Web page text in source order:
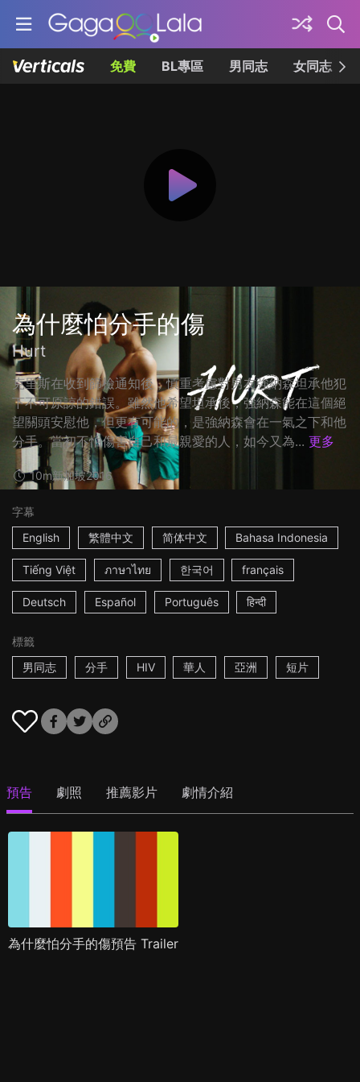
免費 BL專區 男同志 女同志
為什麼怕分手的傷
Hurt
克里斯在收到篩檢通知後，慎重考慮對男友強納森坦承他犯
下不可原諒的錯誤。雖然他希望坦承後，強納森能在這個絕
望關頭安慰他，但更有可能的，是強納森會在一氣之下和他
分手。當初不怕傷害自己和最親愛的人，如今又為... 更多
10m新加坡2016
字幕
English
繁體中文 简体中文 Bahasa Indonesia
Tiếng Việt ภาษาไทย 한국어 français
Deutsch Español Português हिन्दी
標籤
男同志
分手 HIV 華人 亞洲 短片
預告 劇照 推薦影片 劇情介紹
為什麼怕分手的傷預告 Trailer